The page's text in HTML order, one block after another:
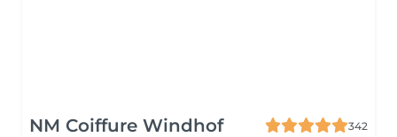
NM Coiffure Windhof
342